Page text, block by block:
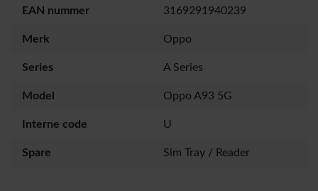
EAN nummer 3169291940239
Merk Oppo
Series A Series
Model Oppo A93 5G
Interne code U
Spare Sim Tray / Reader